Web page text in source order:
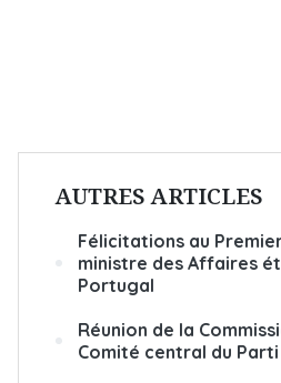
AUTRES ARTICLES
Félicitations au
ministre des Affaires
Portugal
Réunion de la
Comité central du Parti